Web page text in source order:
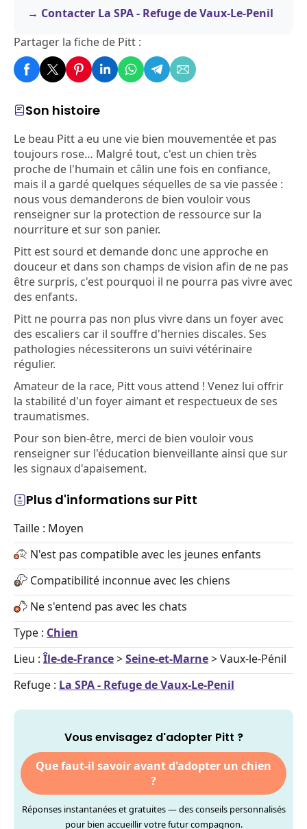
Son histoire
Le beau Pitt a eu une vie bien mouvementée et pas
toujours rose… Malgré tout, c'est un chien très
proche de l'humain et câlin une fois en confiance,
mais il a gardé quelques séquelles de sa vie passée :
nous vous demanderons de bien vouloir vous
renseigner sur la protection de ressource sur la
nourriture et sur son panier.
Pitt est sourd et demande donc une approche en
douceur et dans son champs de vision afin de ne pas
être surpris, c'est pourquoi il ne pourra pas vivre avec
des enfants.
Pitt ne pourra pas non plus vivre dans un foyer avec
des escaliers car il souffre d'hernies discales. Ses
pathologies nécessiterons un suivi vétérinaire
régulier.
Amateur de la race, Pitt vous attend ! Venez lui offrir
la stabilité d'un foyer aimant et respectueux de ses
traumatismes.
Pour son bien-être, merci de bien vouloir vous
renseigner sur l'éducation bienveillante ainsi que sur
les signaux d'apaisement.
Plus d'informations sur Pitt
Taille : Moyen
N'est pas compatible avec les jeunes enfants
Compatibilité inconnue avec les chiens
Ne s'entend pas avec les chats
Type : Chien
Lieu : Île-de-France>Seine-et-Marne> Vaux-le-Pénil
Refuge : La SPA - Refuge de Vaux-Le-Penil
Vous envisagez d'adopter Pitt ?
Que faut-il savoir avant d'adopter un chien
?
Réponses instantanées et gratuites — des conseils personnalisés
pour bien accueillir votre futur compagnon.
Contacter La SPA - Refuge de Vaux-Le-Penil
Partager la fiche de Pitt :